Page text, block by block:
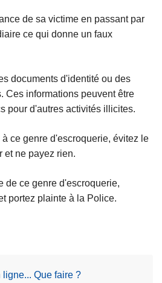
de sa victime en passant par
ce qui donne un faux
documents d'identité ou des
Ces informations peuvent être
pour d'autres activités illicites.
ce genre d'escroquerie, évitez le
et ne payez rien.
de ce genre d'escroquerie,
portez plainte à la Police.
Que faire ?